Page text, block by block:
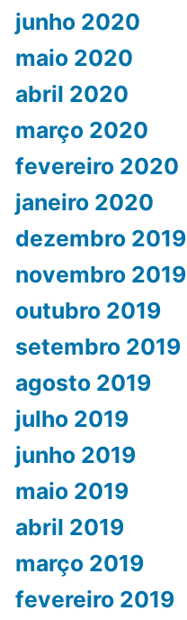
junho 2020
maio 2020
abril 2020
março 2020
fevereiro 2020
janeiro 2020
dezembro 2019
novembro 2019
outubro 2019
setembro 2019
agosto 2019
julho 2019
junho 2019
maio 2019
abril 2019
março 2019
fevereiro 2019